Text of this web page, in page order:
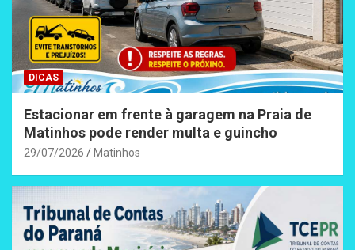
DICAS
Estacionar em frente à garagem na Praia de
Matinhos pode render multa e guincho
29/07/2026 Matinhos